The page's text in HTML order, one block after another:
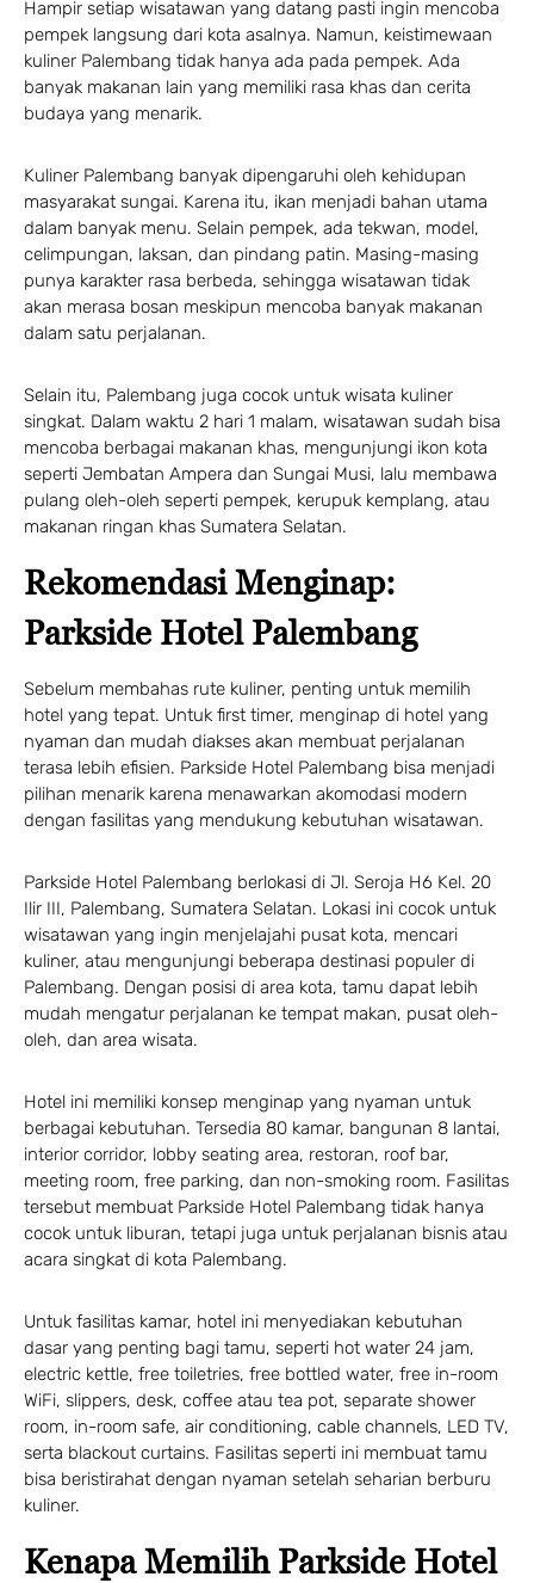
Hampir setiap wisatawan yang datang pasti ingin mencoba
pempek langsung dari kota asalnya. Namun, keistimewaan
kuliner Palembang tidak hanya ada pada pempek. Ada
banyak makanan lain yang memiliki rasa khas dan cerita
budaya yang menarik.
Kuliner Palembang banyak dipengaruhi oleh kehidupan
masyarakat sungai. Karena itu, ikan menjadi bahan utama
dalam banyak menu. Selain pempek, ada tekwan, model,
celimpungan, laksan, dan pindang patin. Masing-masing
punya karakter rasa berbeda, sehingga wisatawan tidak
akan merasa bosan meskipun mencoba banyak makanan
dalam satu perjalanan.
Selain itu, Palembang juga cocok untuk wisata kuliner
singkat. Dalam waktu 2 hari 1 malam, wisatawan sudah bisa
mencoba berbagai makanan khas, mengunjungi ikon kota
seperti Jembatan Ampera dan Sungai Musi, lalu membawa
pulang oleh-oleh seperti pempek, kerupuk kemplang, atau
makanan ringan khas Sumatera Selatan.
Rekomendasi Menginap:
Parkside Hotel Palembang
Sebelum membahas rute kuliner, penting untuk memilih
hotel yang tepat. Untuk first timer, menginap di hotel yang
nyaman dan mudah diakses akan membuat perjalanan
terasa lebih efisien. Parkside Hotel Palembang bisa menjadi
pilihan menarik karena menawarkan akomodasi modern
dengan fasilitas yang mendukung kebutuhan wisatawan.
Parkside Hotel Palembang berlokasi di Jl. Seroja H6 Kel. 20
Ilir III, Palembang, Sumatera Selatan. Lokasi ini cocok untuk
wisatawan yang ingin menjelajahi pusat kota, mencari
kuliner, atau mengunjungi beberapa destinasi populer di
Palembang. Dengan posisi di area kota, tamu dapat lebih
mudah mengatur perjalanan ke tempat makan, pusat oleh-
oleh, dan area wisata.
Hotel ini memiliki konsep menginap yang nyaman untuk
berbagai kebutuhan. Tersedia 80 kamar, bangunan 8 lantai,
interior corridor, lobby seating area, restoran, roof bar,
meeting room, free parking, dan non-smoking room. Fasilitas
tersebut membuat Parkside Hotel Palembang tidak hanya
cocok untuk liburan, tetapi juga untuk perjalanan bisnis atau
acara singkat di kota Palembang.
Untuk fasilitas kamar, hotel ini menyediakan kebutuhan
dasar yang penting bagi tamu, seperti hot water 24 jam,
electric kettle, free toiletries, free bottled water, free in-room
WiFi, slippers, desk, coffee atau tea pot, separate shower
room, in-room safe, air conditioning, cable channels, LED TV,
serta blackout curtains. Fasilitas seperti ini membuat tamu
bisa beristirahat dengan nyaman setelah seharian berburu
kuliner.
Kenapa Memilih Parkside Hotel